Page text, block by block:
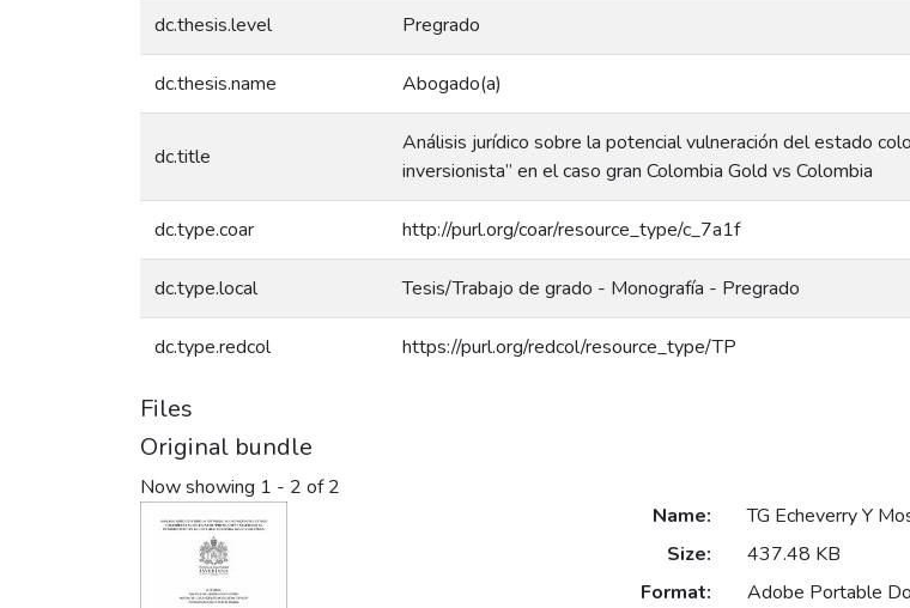
dc.thesis.level Pregrado
dc.thesis.name Abogado(a)
dc.title
Análisis jurídico sobre la potencial vulneración del estado
inversionista” en el caso gran Colombia Gold vs Colombia
dc.type.coar http://purl.org/coar/resource_type/c_7a1f
dc.type.local Tesis/Trabajo de grado - Monografía - Pregrado
dc.type.redcol https://purl.org/redcol/resource_type/TP
Files
Original bundle
Now showing 1 - 2 of 2
Name:
TG Echeverry Y
Size:
437.48 KB
Format:
Adobe Portable